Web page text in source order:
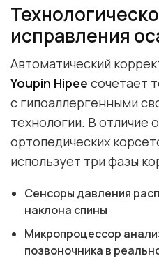
исправления
Автоматический
Youpin Hipee сочетает
с гипоаллергенными
технологии. В отличие
ортопедических
использует три фазы
Сенсоры давления
наклона спины
Микропроцессор
позвоночника в